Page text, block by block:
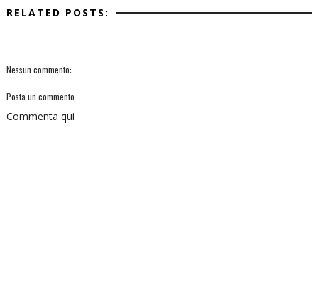
RELATED POSTS:
Nessun commento:
Posta un commento
Commenta qui